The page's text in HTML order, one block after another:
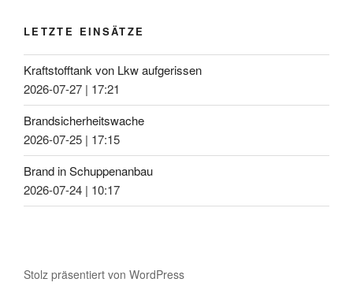
LETZTE EINSÄTZE
Kraftstofftank von Lkw aufgerissen
2026-07-27 | 17:21
Brandsicherheitswache
2026-07-25 | 17:15
Brand in Schuppenanbau
2026-07-24 | 10:17
Stolz präsentiert von WordPress